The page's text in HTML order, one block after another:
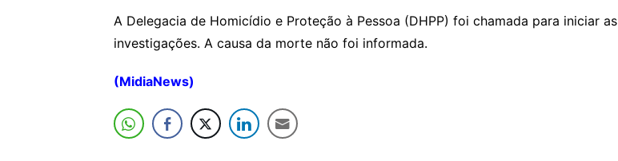
A Delegacia de Homicídio e Proteção à Pessoa (DHPP) foi chamada para iniciar as
investigações. A causa da morte não foi informada.
(MidiaNews)